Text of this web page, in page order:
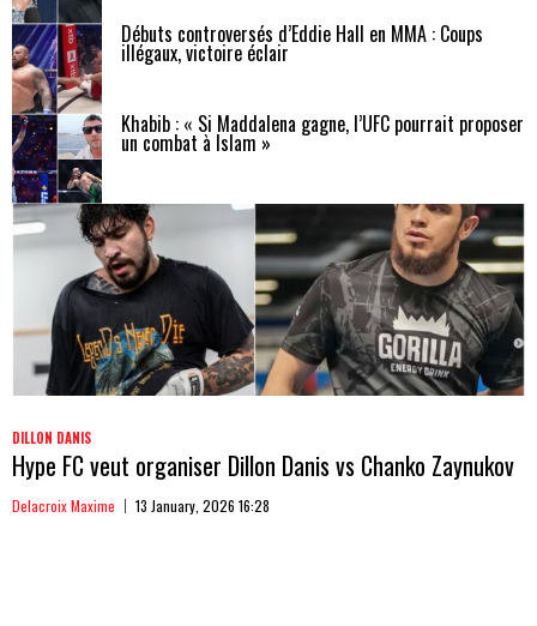
Débuts controversés d’Eddie Hall en MMA : Coups
illégaux, victoire éclair
Khabib : « Si Maddalena gagne, l’UFC pourrait proposer
un combat à Islam »
DILLON DANIS
Hype FC veut organiser Dillon Danis vs Chanko Zaynukov
Delacroix Maxime 13 January, 2026 16:28